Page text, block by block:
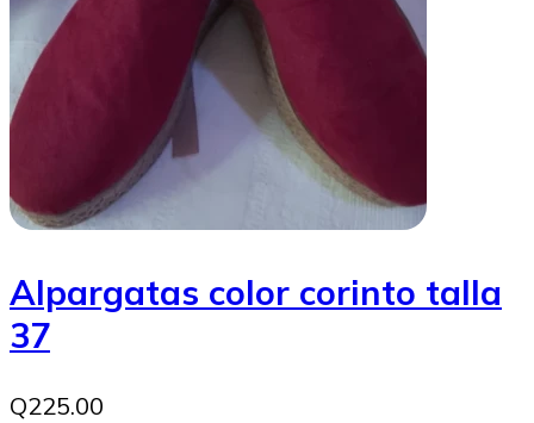
Alpargatas color corinto talla
37
Q225.00